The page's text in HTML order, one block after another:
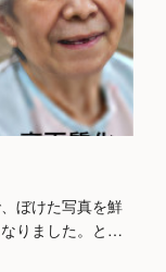
ぼけた写真を鮮
りました。と…